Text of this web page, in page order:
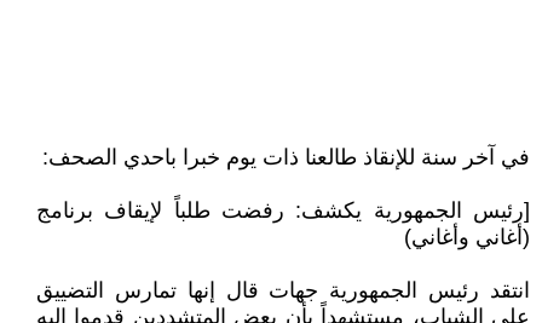
في آخر سنة للإنقاذ طالعنا ذات يوم خبرا باحدي الصحف:
[رئيس الجمهورية يكشف: رفضت طلباً لإيقاف برنامج
(أغاني وأغاني)
انتقد رئيس الجمهورية جهات قال إنها تمارس التضييق
على الشباب، مستشهداً بأن بعض المتشددين قدموا إليه